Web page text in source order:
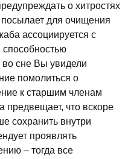
о хитростях
для очищения
ассоциируется с
во сне Вы увидели
помолиться о
к старшим членам
предвещает, что вскоре
сохранить внутри
проявлять
– тогда все